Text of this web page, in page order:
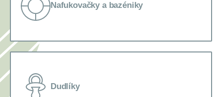
Nafukovačky a bazéniky
Dudlíky